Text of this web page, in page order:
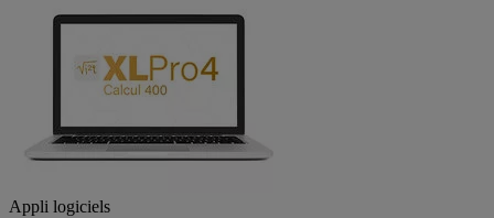
Appli logiciels